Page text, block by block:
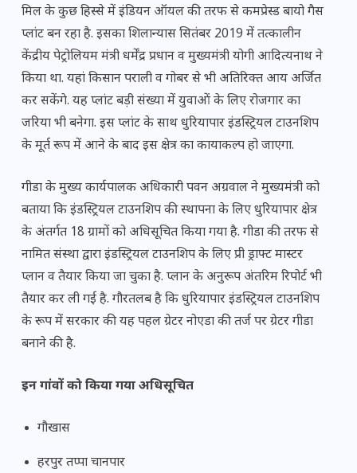
मिल के कुछ हिस्से में इंडियन ऑयल की तरफ से कमप्रेस्ड बायो गैस
प्लांट बन रहा है. इसका शिलान्यास सितंबर 2019 में तत्कालीन
केंद्रीय पेट्रोलियम मंत्री धर्मेंद्र प्रधान व मुख्यमंत्री योगी आदित्यनाथ ने
किया था. यहां किसान पराली व गोबर से भी अतिरिक्त आय अर्जित
कर सकेंगे. यह प्लांट बड़ी संख्या में युवाओं के लिए रोजगार का
जरिया भी बनेगा. इस प्लांट के साथ धुरियापार इंडस्ट्रियल टाउनशिप
के मूर्त रूप में आने के बाद इस क्षेत्र का कायाकल्प हो जाएगा.
गीडा के मुख्य कार्यपालक अधिकारी पवन अग्रवाल ने मुख्यमंत्री को
बताया कि इंडस्ट्रियल टाउनशिप की स्थापना के लिए धुरियापार क्षेत्र
के अंतर्गत 18 ग्रामों को अधिसूचित किया गया है. गीडा की तरफ से
नामित संस्था द्वारा इंडस्ट्रियल टाउनशिप के लिए प्री ड्राफ्ट मास्टर
प्लान व तैयार किया जा चुका है. प्लान के अनुरूप अंतरिम रिपोर्ट भी
तैयार कर ली गई है. गौरतलब है कि धुरियापार इंडस्ट्रियल टाउनशिप
के रूप में सरकार की यह पहल ग्रेटर नोएडा की तर्ज पर ग्रेटर गीडा
बनाने की है.
इन गांवों को किया गया अधिसूचित
गौखास
हरपुर तप्पा चानपार